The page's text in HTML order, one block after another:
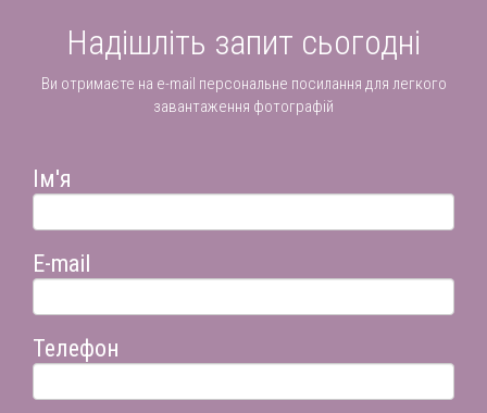
Надішліть запит сьогодні
Ви отримаєте на e-mail персональне посилання для легкого
завантаження фотографій
Ім'я
E-mail
Телефон